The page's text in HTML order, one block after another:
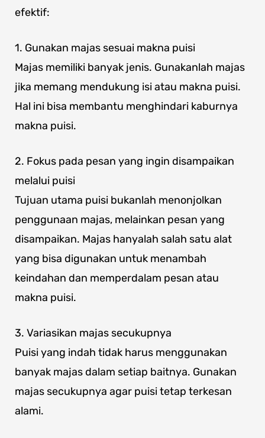
efektif:
1. Gunakan majas sesuai makna puisi
Majas memiliki banyak jenis. Gunakanlah majas
jika memang mendukung isi atau makna puisi.
Hal ini bisa membantu menghindari kaburnya
makna puisi.
2. Fokus pada pesan yang ingin disampaikan
melalui puisi
Tujuan utama puisi bukanlah menonjolkan
penggunaan majas, melainkan pesan yang
disampaikan. Majas hanyalah salah satu alat
yang bisa digunakan untuk menambah
keindahan dan memperdalam pesan atau
makna puisi.
3. Variasikan majas secukupnya
Puisi yang indah tidak harus menggunakan
banyak majas dalam setiap baitnya. Gunakan
majas secukupnya agar puisi tetap terkesan
alami.